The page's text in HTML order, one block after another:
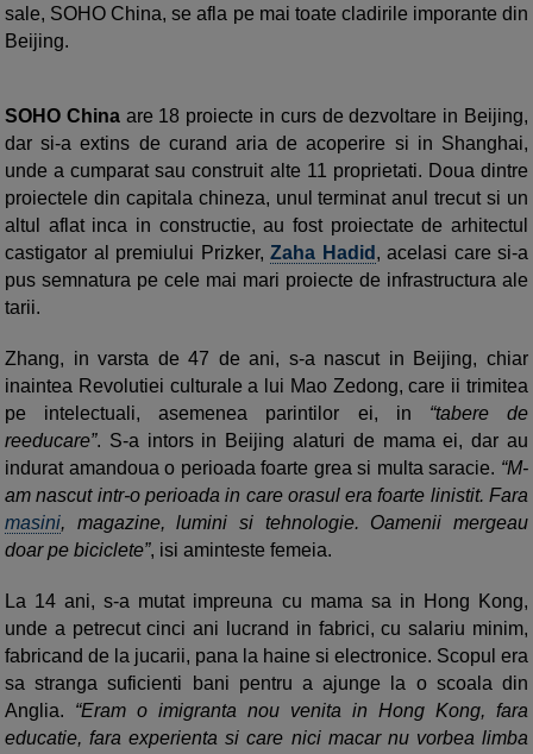
sale, SOHO China, se afla pe mai toate cladirile imporante din
Beijing.
SOHO Chinaare 18 proiecte in curs de dezvoltare in Beijing,
dar si-a extins de curand aria de acoperire si in Shanghai,
unde a cumparat sau construit alte 11 proprietati. Doua dintre
proiectele din capitala chineza, unul terminat anul trecut si un
altul aflat inca in constructie, au fost proiectate de arhitectul
castigator al premiului Prizker, Zaha Hadid , acelasi care si-a
pus semnatura pe cele mai mari proiecte de infrastructura ale
tarii.
Zhang, in varsta de 47 de ani, s-a nascut in Beijing, chiar
inaintea Revolutiei culturale a lui Mao Zedong, care ii trimitea
pe intelectuali, asemenea parintilor ei, in “tabere de
reeducare”. S-a intors in Beijing alaturi de mama ei, dar au
indurat amandoua o perioada foarte grea si multa saracie. “M-
am nascut intr-o perioada in care orasul era foarte linistit. Fara
masini, magazine, lumini si tehnologie. Oamenii mergeau
doar pe biciclete”, isi aminteste femeia.
La 14 ani, s-a mutat impreuna cu mama sa in Hong Kong,
unde a petrecut cinci ani lucrand in fabrici, cu salariu minim,
fabricand de la jucarii, pana la haine si electronice. Scopul era
sa stranga suficienti bani pentru a ajunge la o scoala din
Anglia. “Eram o imigranta nou venita in Hong Kong, fara
educatie, fara experienta si care nici macar nu vorbea limba